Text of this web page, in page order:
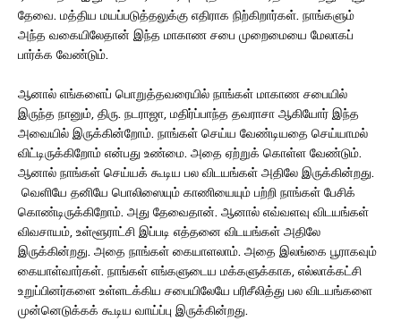
தேவை. மத்திய மயப்படுத்தலுக்கு எதிராக நிற்கிறார்கள். நாங்களும்
அந்த வகையிலேதான் இந்த மாகாண சபை முறைமையை மேலாகப்
பார்க்க வேண்டும்.
ஆனால் எங்களைப் பொறுத்தவரையில் நாங்கள் மாகாண சபையில்
இருந்த நானும், திரு. நடராஜா, மதிர்ப்பாந்த தவராசா ஆகியோர் இந்த
அவையில் இருக்கின்றோம். நாங்கள் செய்ய வேண்டியதை செய்யாமல்
விட்டிருக்கிறோம் என்பது உண்மை. அதை ஏற்றுக் கொள்ள வேண்டும்.
ஆனால் நாங்கள் செய்யக் கூடிய பல விடயங்கள் அதிலே இருக்கின்றது.
வெளியே தனியே பொலிஸையும் காணியையும் பற்றி நாங்கள் பேசிக்
கொண்டிருக்கிறோம். அது தேவைதான். ஆனால் எவ்வளவு விடயங்கள்
விவசாயம், உள்ளூராட்சி இப்படி எத்தனை விடயங்கள் அதிலே
இருக்கின்றது. அதை நாங்கள் கையாளலாம். அதை இலங்கை பூராகவும்
கையாள்வார்கள். நாங்கள் எங்களுடைய மக்களுக்காக, எல்லாக்கட்சி
உறுப்பினர்களை உள்ளடக்கிய சபையிலேயே பரிசீலித்து பல விடயங்களை
முன்னெடுக்கக் கூடிய வாய்ப்பு இருக்கின்றது.